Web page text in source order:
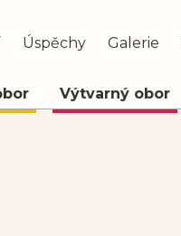
Úspěchy Galerie
Výtvarný obor